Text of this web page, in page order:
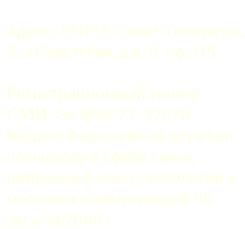
Адрес: 191015, Санкт-Петербург,
9-я Советская, д.4-6, оф.415
Регистрационный номер
СМИ: Эл №ФС77-37070.
Выдано Федеральной службой
по надзору в сфере связи,
информационных технологий и
массовых коммуникаций 06
августа 2009 г.